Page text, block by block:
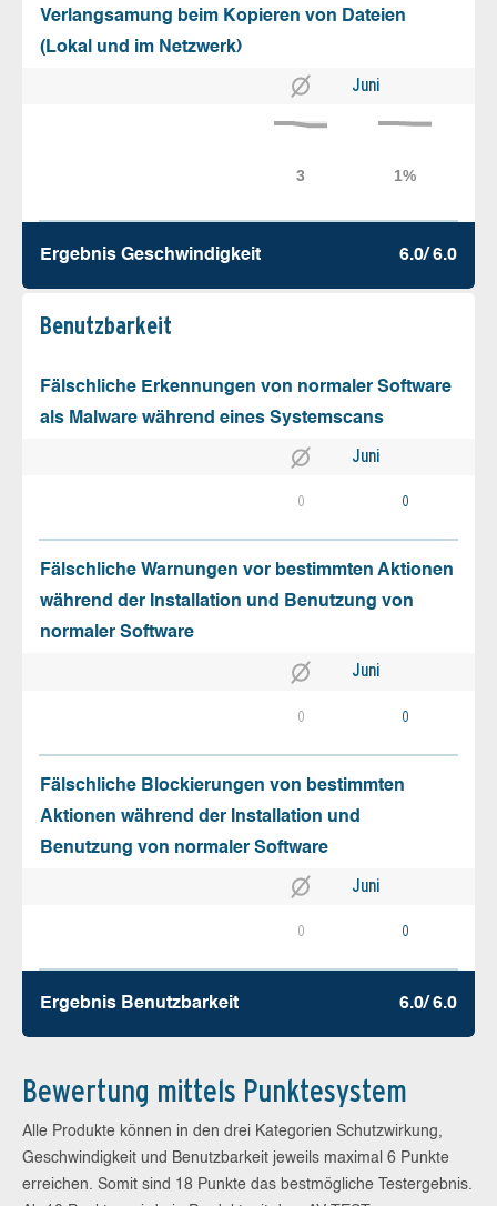
Verlangsamung beim Kopieren von Dateien
(Lokal und im Netzwerk)
Juni
Ergebnis Geschw­indigkeit 6.0/ 6.0
Benutz­barkeit
Fälschliche Erkennungen von normaler Software
als Malware während eines Systemscans
Juni
0 0
Fälschliche Warnungen vor bestimmten Aktionen
während der Installation und Benutzung von
normaler Software
Juni
0 0
Fälschliche Blockierungen von bestimmten
Aktionen während der Installation und
Benutzung von normaler Software
Juni
0 0
Ergebnis Benutz­barkeit 6.0/ 6.0
Bewertung mittels Punktesystem
Alle Produkte können in den drei Kategorien Schutzwirkung,
Geschwindigkeit und Benutzbarkeit jeweils maximal 6 Punkte
erreichen. Somit sind 18 Punkte das bestmögliche Testergebnis.